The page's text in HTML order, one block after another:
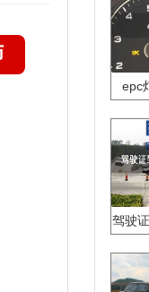
epc
驾驶